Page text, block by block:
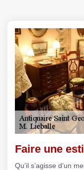
Faire une
Qu’il s’agisse d’un